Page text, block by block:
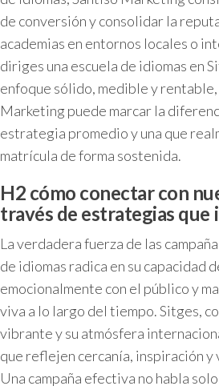
de conversión y consolidar la
academias en entornos locales o
diriges una escuela de idiomas en
enfoque sólido, medible y
Marketing puede marcar la
estrategia promedio y una que
matrícula de forma sostenida.
H2 cómo conectar con
través de estrategias que
La verdadera fuerza de las
de idiomas radica en su capacidad
emocionalmente con el público y
viva a lo largo del tiempo. Sitges,
vibrante y su atmósfera
que reflejen cercanía, inspiración
Una campaña efectiva no habla